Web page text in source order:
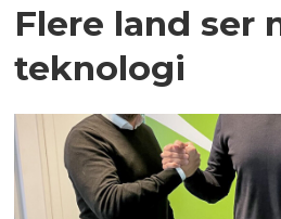
Flere land ser
teknologi